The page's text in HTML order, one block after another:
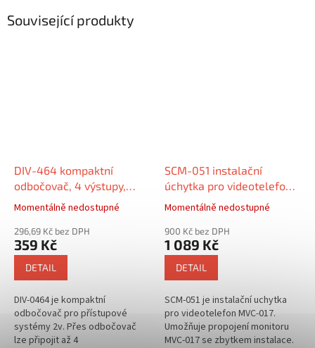
Související produkty
DIV-464 kompaktní
odbočovač, 4 výstupy,
systém 2v
Momentálně nedostupné
296,69 Kč bez DPH
359 Kč
DETAIL
DIV-0464 je kompaktní
odbočovač pro přístupové
systémy 2v. Přes odbočovač
lze připojit až 4
SCM-051 instalační
úchytka pro videotelefon
MVC-017
Momentálně nedostupné
900 Kč bez DPH
1 089 Kč
DETAIL
SCM-051 je instalační uchytka
pro videotelefon MVC-017.
Umožňuje propojení monitoru
MVC-017 se zbytkem instalace.